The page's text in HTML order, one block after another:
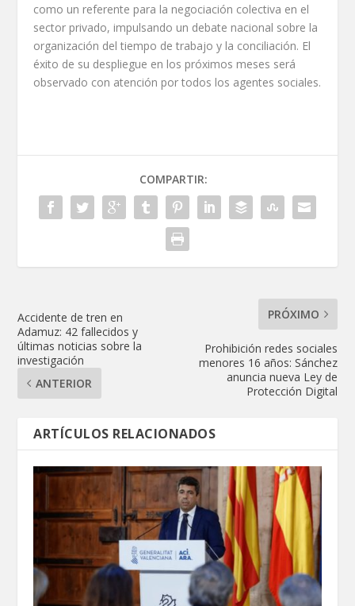
como un referente para la negociación colectiva en el
sector privado, impulsando un debate nacional sobre la
organización del tiempo de trabajo y la conciliación. El
éxito de su despliegue en los próximos meses será
observado con atención por todos los agentes sociales.
COMPARTIR:
Accidente de tren en
Adamuz: 42 fallecidos y
últimas noticias sobre la
investigación
ANTERIOR
PRÓXIMO
Prohibición redes sociales
menores 16 años: Sánchez
anuncia nueva Ley de
Protección Digital
ARTÍCULOS RELACIONADOS